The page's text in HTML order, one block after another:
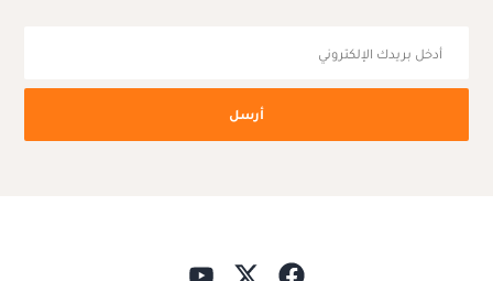
أرسل